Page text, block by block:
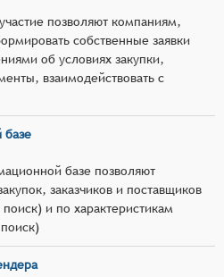
позволяют компаниям,
собственные заявки
об условиях закупки,
взаимодействовать с
базе
базе позволяют
заказчиков и поставщиков
и по характеристикам